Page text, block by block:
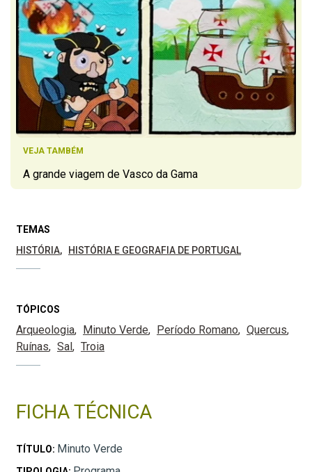
VEJA TAMBÉM
A grande viagem de Vasco da Gama
TEMAS
HISTÓRIA
HISTÓRIA E GEOGRAFIA DE PORTUGAL
TÓPICOS
Arqueologia Minuto Verde Período Romano
Quercus
Ruínas
Sal Troia
FICHA TÉCNICA
TÍTULO: Minuto Verde